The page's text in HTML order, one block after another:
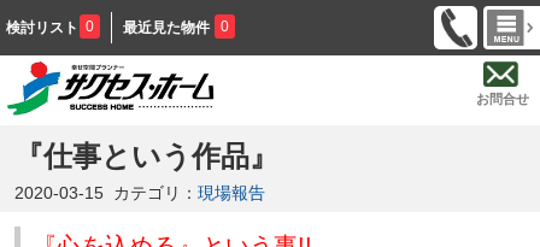
検討リスト 0 最近見た物件 0
お問合せ
『仕事という作品』
2020-03-15 カテゴリ： 現場報告